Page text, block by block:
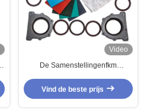
Video
De Samenstellingenfkm
Fluorocarbon Durable van het
douanesilicone
Vind de beste prijs